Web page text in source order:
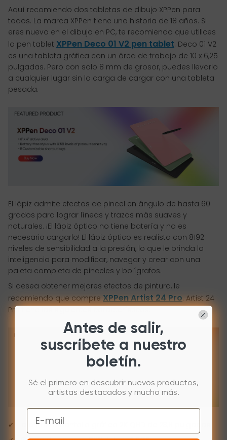
Aquí recomiendo dos tabletas de dibujo XPPen para
todos. La marca XPPen tiene una historia de 18 años. Si
eres nuevo en el dibujo en PC, te recomiendo que utilices
la pen tablet XPPen Deco 01 V2 pen tablet. Deco 01 V2
es una tableta gráfica con un área de trabajo de 10 x 6,25
pulgadas. Pero con solo 8 mm de grosor, puedes llevarlo
a cualquier lugar sin la carga de cargar con una tableta
pesada.
El lápiz admite efectos de pincel en ángulo de hasta 60
grados para lograr líneas y trazos más suaves y
naturales. ¡El lápiz óptico no tiene batería y no es
necesario cargarlo! El lápiz óptico es realista con 8192
niveles de sensibilidad a la presión, lo que le brinda la
inteligencia para modificar, navegar y crear con una
paleta completa de pinceles y bolígrafos.
Si desea obtener mejores efectos de pintura, le
recomiendo que compreXPPen Artist 24 Pro. Artist 24
Pro tiene las siguientes características:
✔
La primera pantalla gráfica 2K QHD de 23,8 pulgadas
Antes de salir,
suscríbete a nuestro
boletín.
Sé el primero en descubrir nuevos productos,
artistas destacados y mucho más.
Email